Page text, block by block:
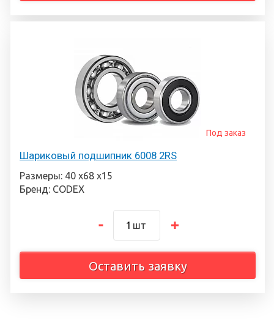
Шариковый подшипник 6008 2RS
Под заказ
Размеры: 40 х68 х15
Бренд: CODEX
шт
Оставить заявку